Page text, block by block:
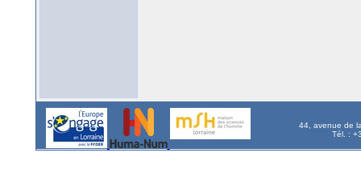
44, avenue de
Tél. :